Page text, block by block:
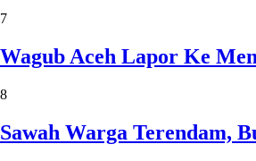
7
Wagub Aceh Lapor Ke
8
Sawah Warga Terendam,